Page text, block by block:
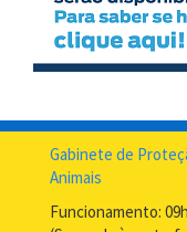
Gabinete de
Animais
Funcionamento: